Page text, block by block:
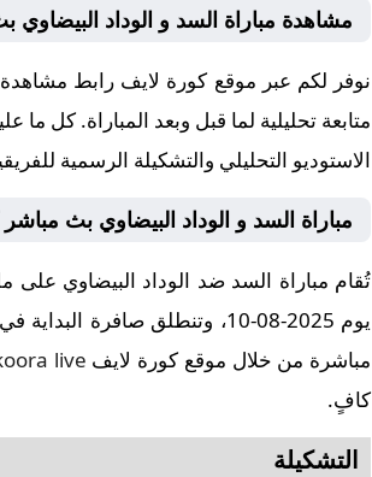
مشاهدة مباراة السد و الوداد البيضاوي
نوفر لكم عبر موقع كورة لايف رابط
متابعة تحليلية لما قبل وبعد المباراة. كل
الاستوديو التحليلي والتشكيلة الرسمية
مباراة السد و الوداد البيضاوي بث
مباشرة من خلال موقع كورة لايف live
كافٍ.
التشكيلة